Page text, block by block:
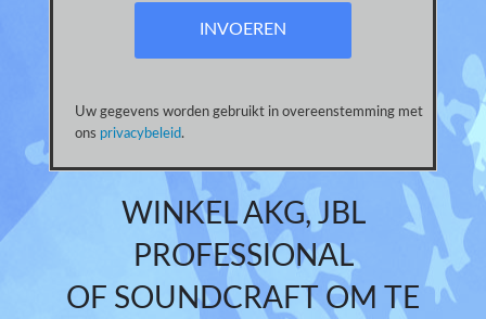
Uw gegevens worden gebruikt in overeenstemming met
ons privacybeleid.
WINKEL AKG, JBL
PROFESSIONAL
OF SOUNDCRAFT OM TE